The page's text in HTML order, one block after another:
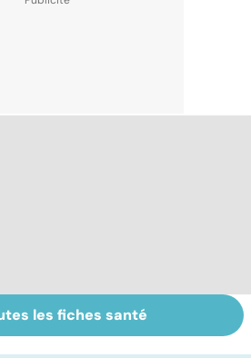
Post-partum : un
bouleversement
les fiches santé